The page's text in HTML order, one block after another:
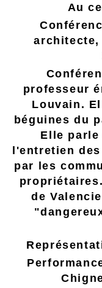
Au
professeur
Louvain.
béguines du
Elle
l'entretien
par les
de